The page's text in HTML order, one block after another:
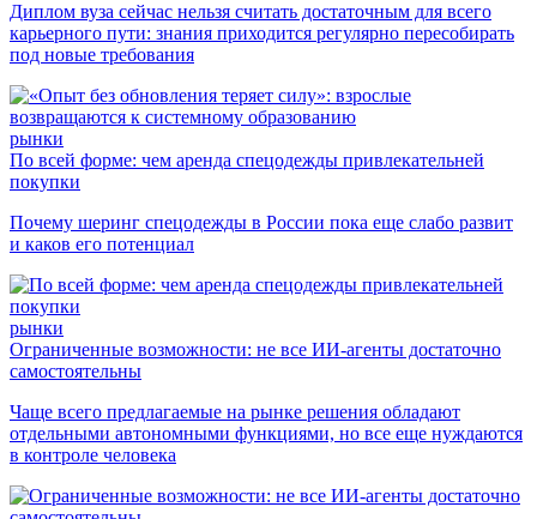
Диплом вуза сейчас нельзя считать достаточным для всего
карьерного пути: знания приходится регулярно пересобирать
под новые требования
рынки
По всей форме: чем аренда спецодежды привлекательней
покупки
Почему шеринг спецодежды в России пока еще слабо развит
и каков его потенциал
рынки
Ограниченные возможности: не все ИИ-агенты достаточно
самостоятельны
Чаще всего предлагаемые на рынке решения обладают
отдельными автономными функциями, но все еще нуждаются
в контроле человека